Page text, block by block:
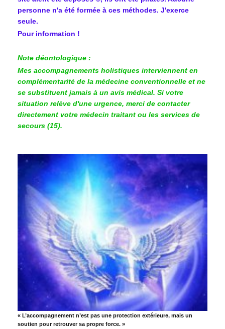
personne n'a été formée à ces méthodes. J'exerce
seule.
Pour information !
Note déontologique :
Mes accompagnements holistiques interviennent en
complémentarité de la médecine conventionnelle et ne
se substituent jamais à un avis médical. Si votre
situation relève d'une urgence, merci de contacter
directement votre médecin traitant ou les services de
secours (15).
« L’accompagnement n’est pas une protection extérieure, mais un
soutien pour retrouver sa propre force. »